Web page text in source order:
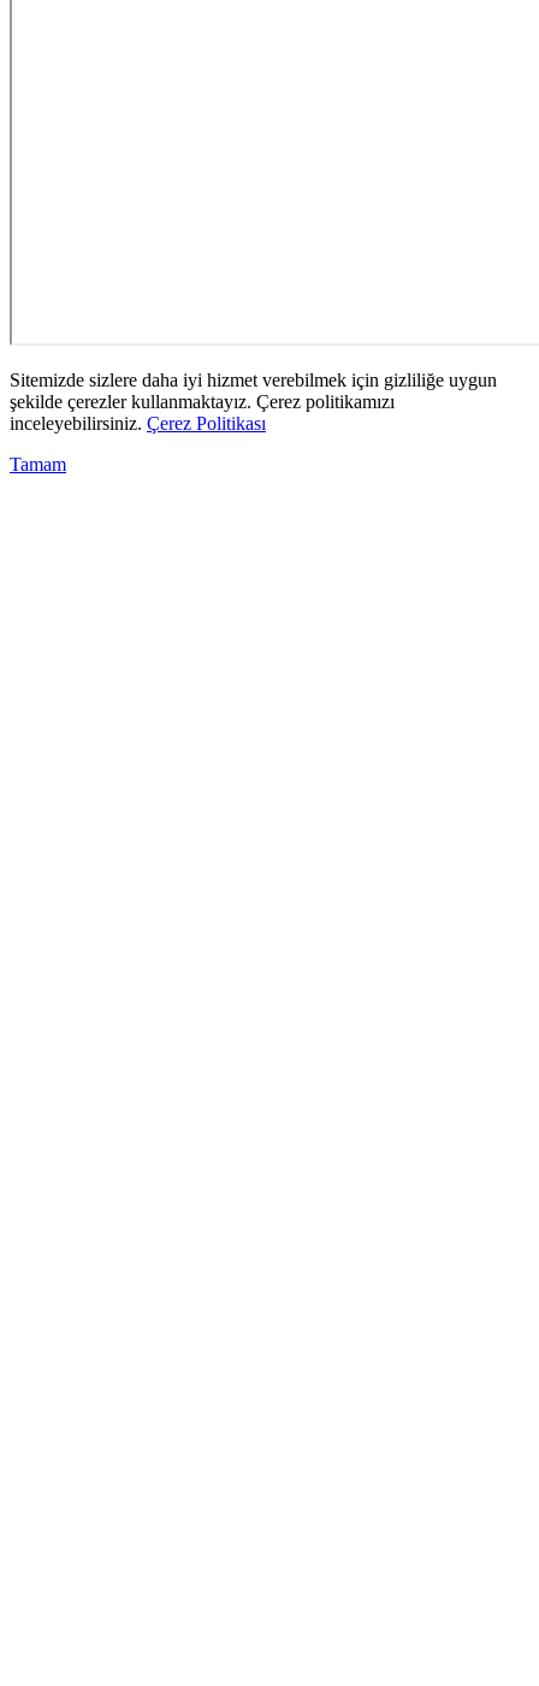
Sitemizde sizlere daha iyi hizmet verebilmek için gizliliğe uygun
şekilde çerezler kullanmaktayız. Çerez politikamızı
inceleyebilirsiniz. Çerez Politikası
Tamam